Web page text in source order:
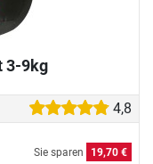
3-9kg
4,8
Sie sparen 19,70 €